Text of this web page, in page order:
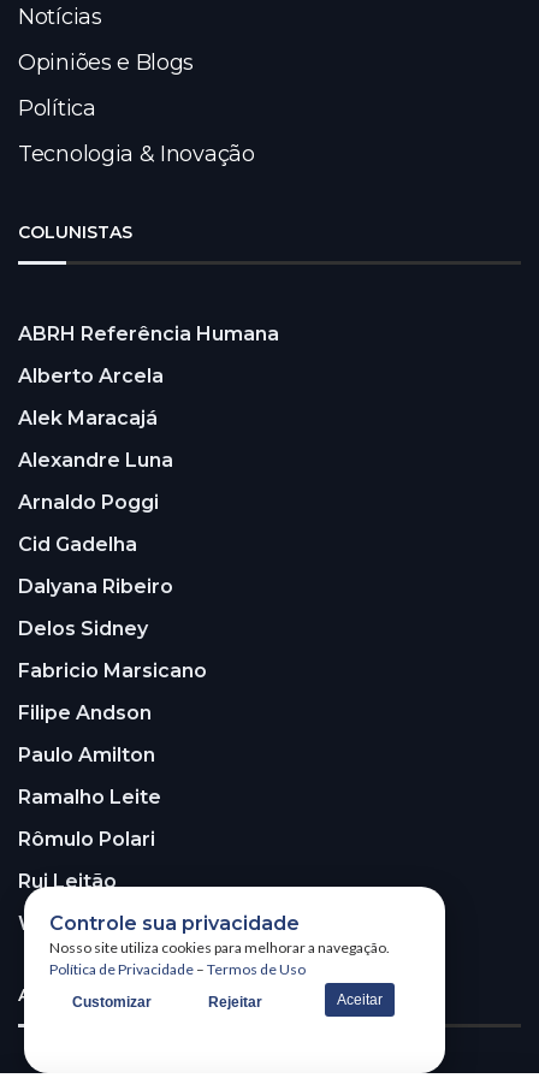
Notícias
Opiniões e Blogs
Política
Tecnologia & Inovação
COLUNISTAS
ABRH Referência Humana
Alberto Arcela
Alek Maracajá
Alexandre Luna
Arnaldo Poggi
Cid Gadelha
Dalyana Ribeiro
Delos Sidney
Fabricio Marsicano
Filipe Andson
Paulo Amilton
Ramalho Leite
Rômulo Polari
Rui Leitão
Walter Santos
ASSINE A NOSSA NEWSLETTER!
Controle sua privacidade
Nosso site utiliza cookies para melhorar a navegação.
Política de Privacidade – Termos de Uso
Customizar Rejeitar Aceitar